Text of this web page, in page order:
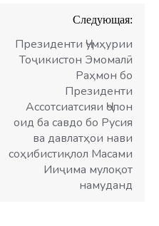
Следующая:
Президенти Ҷумҳурии
Тоҷикистон Эмомалӣ
Раҳмон бо
Президенти
Ассотсиатсияи Ҷопон
оид ба савдо бо Русия
ва давлатҳои нави
соҳибистиқлол Масами
Ииҷима мулоқот
намуданд